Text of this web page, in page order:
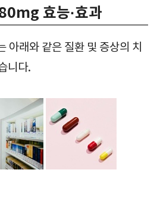
효능·효과
래와 같은 질환 및 증상의 치
니다.